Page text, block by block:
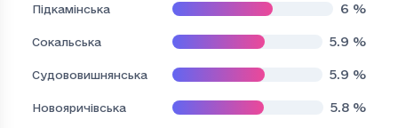
Підкамінська 6 %
Сокальська 5.9 %
Судововишнянська 5.9 %
Новояричівська 5.8 %